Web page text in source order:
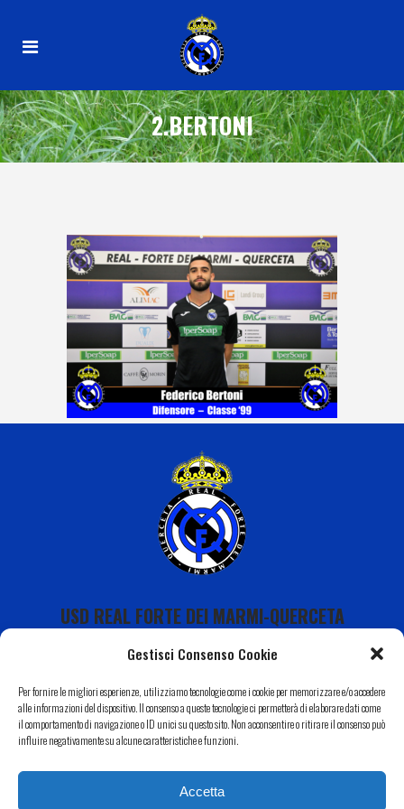
Gestisci Consenso Cookie
Per fornire le migliori esperienze, utilizziamo tecnologie come i cookie per memorizzare e/o accedere
alle informazioni del dispositivo. Il consenso a queste tecnologie ci permetterà di elaborare dati come
il comportamento di navigazione o ID unici su questo sito. Non acconsentire o ritirare il consenso può
influire negativamente su alcune caratteristiche e funzioni.
Accetta
2.BERTONI
USD REAL FORTE DEI MARMI-QUERCETA
Calendario
Il Nostro Territorio